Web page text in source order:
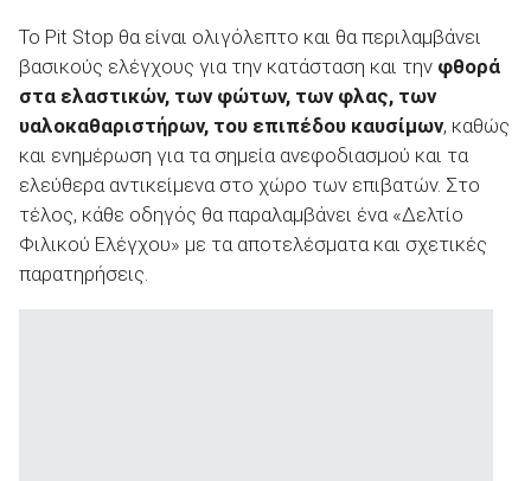
Το Pit Stop θα είναι ολιγόλεπτο και θα περιλαμβάνει
βασικούς ελέγχους για την κατάσταση και την φθορά
στα ελαστικών, των φώτων, των φλας, των
υαλοκαθαριστήρων, του επιπέδου καυσίμων, καθώς
και ενημέρωση για τα σημεία ανεφοδιασμού και τα
ελεύθερα αντικείμενα στο χώρο των επιβατών. Στο
τέλος, κάθε οδηγός θα παραλαμβάνει ένα «Δελτίο
Φιλικού Ελέγχου» με τα αποτελέσματα και σχετικές
παρατηρήσεις.